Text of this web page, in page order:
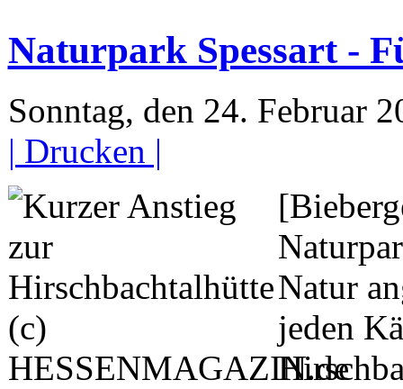
Naturpark Spessart -
Sonntag, den 24. Februar
| Drucken |
Natur
jeden